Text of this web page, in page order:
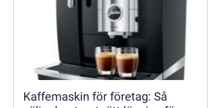
Kaffemaskin för företag: Så